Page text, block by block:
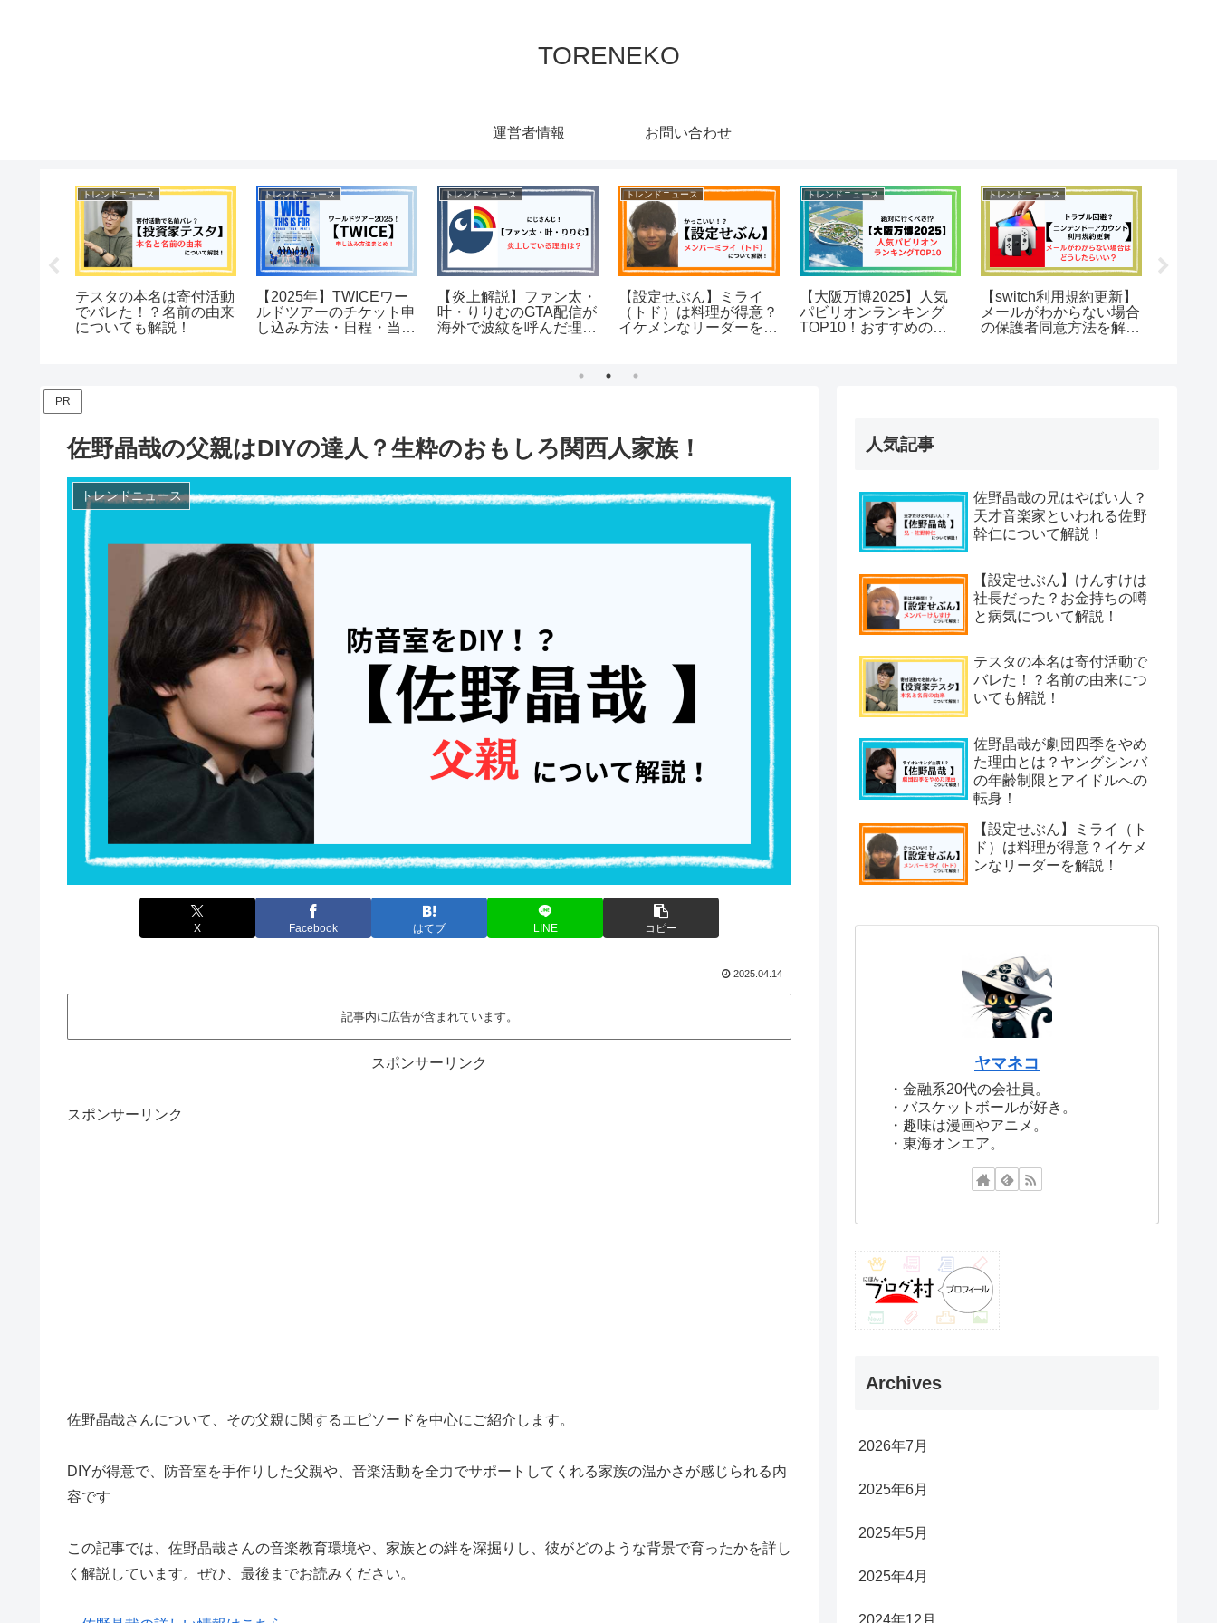
TORENEKO
運営者情報 お問い合わせ
トレンドニュース
テスタの本名は寄付活動
でバレた！？名前の由来
についても解説！
トレンドニュース
【2025年】TWICEワー
ルドツアーのチケット申
し込み方法・日程・当選
トレンドニュース
【炎上解説】ファン太・
叶・りりむのGTA配信が
海外で波紋を呼んだ理由
トレンドニュース
【設定せぶん】ミライ
（トド）は料理が得意？
イケメンなリーダーを解
トレンドニュース
【大阪万博2025】人気
パビリオンランキング
TOP10！おすすめの回
トレンドニュース
【switch利用規約更新】
メールがわからない場合
の保護者同意方法を解
PR
佐野晶哉の父親はDIYの達人？生粋のおもしろ関西人家族！
トレンドニュース
X Facebook はてブ LINE コピー
2025.04.14
記事内に広告が含まれています。
スポンサーリンク
スポンサーリンク
佐野晶哉さんについて、その父親に関するエピソードを中心にご紹介します。
DIYが得意で、防音室を手作りした父親や、音楽活動を全力でサポートしてくれる家族の温かさが感じられる内
容です
この記事では、佐野晶哉さんの音楽教育環境や、家族との絆を深掘りし、彼がどのような背景で育ったかを詳し
く解説しています。ぜひ、最後までお読みください。
人気記事
佐野晶哉の兄はやばい人？
天才音楽家といわれる佐野
幹仁について解説！
【設定せぶん】けんすけは
社長だった？お金持ちの噂
と病気について解説！
テスタの本名は寄付活動で
バレた！？名前の由来につ
いても解説！
佐野晶哉が劇団四季をやめ
た理由とは？ヤングシンバ
の年齢制限とアイドルへの
転身！
【設定せぶん】ミライ（ト
ド）は料理が得意？イケメ
ンなリーダーを解説！
ヤマネコ
・金融系20代の会社員。
・バスケットボールが好き。
・趣味は漫画やアニメ。
・東海オンエア。
Archives
2026年7月
2025年6月
2025年5月
2025年4月
2024年12月